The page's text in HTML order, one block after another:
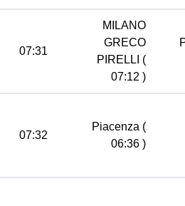
07:31
MILANO
GRECO
PIRELLI (
07:12 )
07:32
Piacenza (
06:36 )